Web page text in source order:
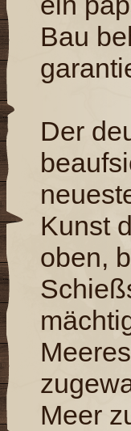
Bau
Der
Kunst
oben,
Meer